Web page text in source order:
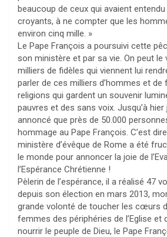
beaucoup de ceux qui avaient
croyants, à ne compter que les
environ cinq mille. »
Le Pape François a poursuivi cette
son ministère et par sa vie. On peut le
milliers de fidèles qui viennent lui
parler de ces milliers d’hommes et de
religions qui gardent un souvenir
pauvres et des sans voix. Jusqu’à
annoncé que près de 50.000
hommage au Pape François. C’est
ministère d’évêque de Rome a été
le monde pour annoncer la joie de
l’Espérance Chrétienne !
Pèlerin de l’espérance, il a réalisé 47
depuis son élection en mars 2013,
grande volonté de toucher les cœurs
femmes des périphéries de l’Eglise et
nourrir le peuple de Dieu, le Pape